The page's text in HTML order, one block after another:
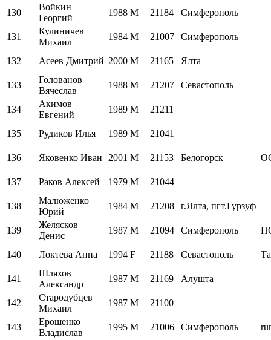
130
Войкин
Георгий
1988 M 21184 Симферополь
131
Кулиничев
Михаил
1984 M 21007 Симферополь
132 Асеев Дмитрий 2000 M 21165 Ялта
133
Голованов
Вячеслав
1988 M 21207 Севастополь
134
Акимов
Евгений
1989 M 21211
135 Рудиков Илья 1989 M 21041
136 Яковенко Иван 2001 M 21153 Белогорск
137 Раков Алексей 1979 M 21044
138
Малюженко
Юрий
1984 M 21208 г.Ялта, пгт.Гурзуф
139
Желясков
Денис
1987 M 21094 Симферополь
140 Локтева Анна 1994 F 21188 Севастополь
141
Шляхов
Александр
1987 M 21169 Алушта
142
Стародубцев
Михаил
1987 M 21100
143
Ерошенко
Владислав
1995 M 21006 Симферополь